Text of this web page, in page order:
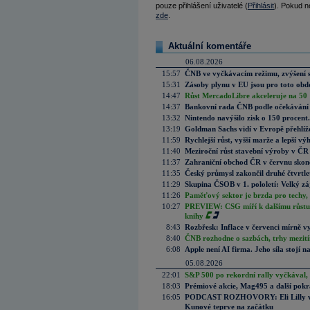
pouze přihlášení uživatelé (Přihlásit). Pokud
zde
Aktuální komentáře
06.08.2026
15:57 ČNB ve vyčkávacím režimu, zvýšení
15:31
Zásoby plynu v EU jsou pro toto
14:47 Růst MercadoLibre akceleruje na
14:37 Bankovní rada ČNB podle
13:32 Nintendo navýšilo zisk o 150
13:19 Goldman Sachs vidí v Evropě
11:59 Rychlejší růst, vyšší marže a lepší
11:40 Meziroční růst stavební výroby v
11:37
Zahraniční obchod ČR v červnu
11:35 Český průmysl zakončil druhé
11:29 Skupina ČSOB v 1. pololetí: Velký
11:26 Paměťový sektor je brzda pro techy,
10:27 PREVIEW: CSG míří k dalšímu
knihy
8:43 Rozbřesk: Inflace v červenci mírně
8:40 ČNB rozhodne o sazbách, trhy
6:08
Apple není AI firma. Jeho síla stojí
05.08.2026
22:01
S&P 500 po rekordní rally vyčkával,
18:03 Prémiové akcie, Mag495 a další
16:05 PODCAST ROZHOVORY: Eli Lilly
Kunové teprve na začátku